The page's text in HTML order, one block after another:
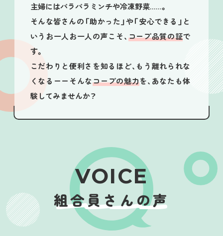
主婦にはパラパラミンチや冷凍野菜……。
そんな皆さんの「助かった」や「安心できる」と
いうお一人お一人の声こそ、コープ品質の証で
す。
こだわりと便利さを知るほど、もう離れられな
くなるーーそんなコープの魅力を、あなたも体
験してみませんか？
VOICE
組合員さんの声